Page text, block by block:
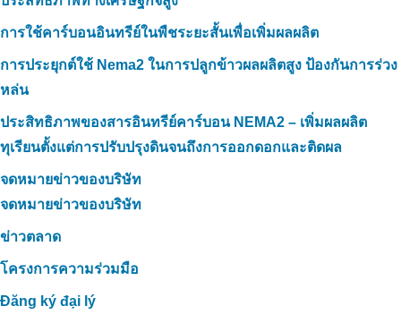
การใช้คาร์บอนอินทรีย์ในพืชระยะสั้นเพื่อเพิ่มผลผลิต
การประยุกต์ใช้ Nema2 ในการปลูกข้าวผลผลิตสูง ป้องกันการร่วง
หล่น
ประสิทธิภาพของสารอินทรีย์คาร์บอน NEMA2 – เพิ่มผลผลิต
ทุเรียนตั้งแต่การปรับปรุงดินจนถึงการออกดอกและติดผล
จดหมายข่าวของบริษัท
จดหมายข่าวของบริษัท
ข่าวตลาด
โครงการความร่วมมือ
Đăng ký đại lý